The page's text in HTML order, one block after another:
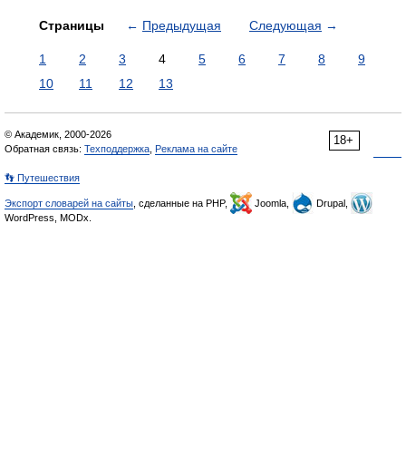
Страницы ← Предыдущая Следующая →
1 2 3 4 5 6 7 8
9
10
11 12 13
18+
© Академик, 2000-2026
Обратная связь: Техподдержка Реклама на сайте
👣 Путешествия
Экспорт словарей на сайты , сделанные на PHP, Joomla,
Drupal,
WordPress, MODx.